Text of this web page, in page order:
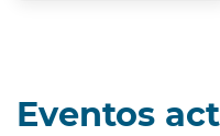
Eventos